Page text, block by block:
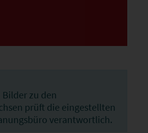
zu den
prüft die eingestellten
verantwortlich.